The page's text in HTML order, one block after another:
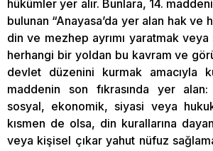
hükümler yer alır. Bunlara, 14.
bulunan “Anayasa’da yer alan hak ve
din ve mezhep ayrımı yaratmak
herhangi bir yoldan bu kavram ve
devlet düzenini kurmak amacıyla
maddenin son fıkrasında yer
sosyal, ekonomik, siyasi veya
kısmen de olsa, din kurallarına
veya kişisel çıkar yahut nüfuz